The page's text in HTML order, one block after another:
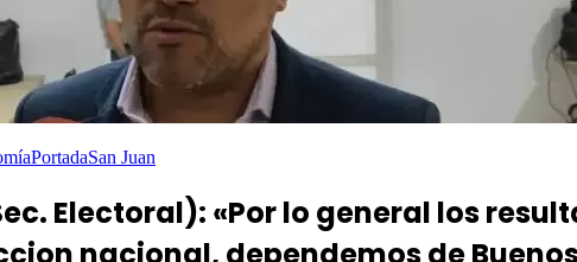
PortadaSan Juan
Electoral): «Por lo general los